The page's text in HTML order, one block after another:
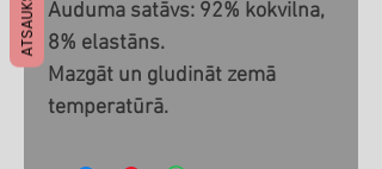
Auduma satāvs: 92% kokvilna,
8% elastāns.
Mazgāt un gludināt zemā
temperatūrā.